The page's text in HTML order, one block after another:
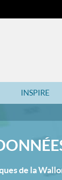
INSPIRE
de la